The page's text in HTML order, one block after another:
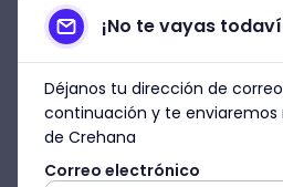
¡No te vayas
Déjanos tu dirección de
continuación y te enviaremos
de Crehana
Correo electrónico